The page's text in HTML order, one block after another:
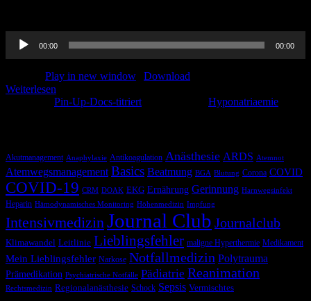
Audio-
Player
00:00 00:00
Play in new window
Download
Weiterlesen
Pin-Up-Docs-titriert Hyponatriaemie
Akutmanagement Anaphylaxie Antikoagulation Anästhesie ARDS Atemnot
Atemwegsmanagement Basics Beatmung BGA Blutung Corona COVID
COVID-19 CRM DOAK EKG Ernährung Gerinnung Harnwegsinfekt
Heparin Hämodynamisches Monitoring Höhenmedizin Impfung
IntensivmedizinJournal Club Journalclub
Klimawandel Leitlinie Lieblingsfehler maligne Hyperthermie Medikament
Mein Lieblingsfehler Narkose Notfallmedizin Polytrauma
Prämedikation Psychiatrische Notfälle Pädiatrie Reanimation
Rechtsmedizin Regionalanästhesie Schock Sepsis Vermischtes